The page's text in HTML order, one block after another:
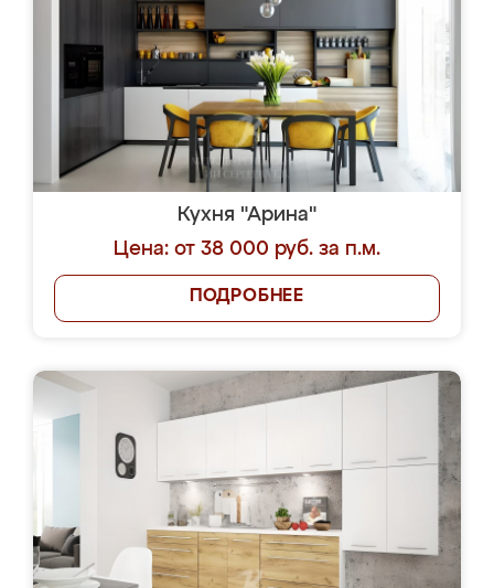
Кухня "Арина"
Цена: от 38 000 руб. за п.м.
ПОДРОБНЕЕ